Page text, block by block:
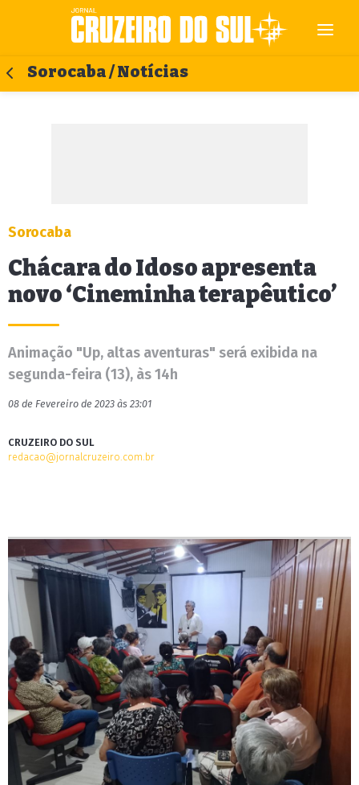
Sorocaba / Notícias
Sorocaba
Chácara do Idoso apresenta
novo ‘Cineminha terapêutico’
Animação "Up, altas aventuras" será exibida na
segunda-feira (13), às 14h
08 de Fevereiro de 2023 às 23:01
CRUZEIRO DO SUL
redacao@jornalcruzeiro.com.br